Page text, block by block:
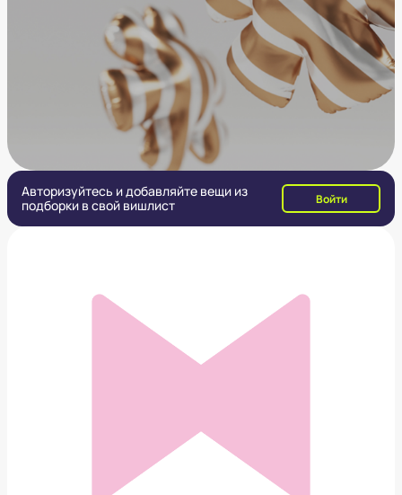
Авторизуйтесь и добавляйте вещи из
подборки в свой вишлист
Войти
Добавить в вишлист